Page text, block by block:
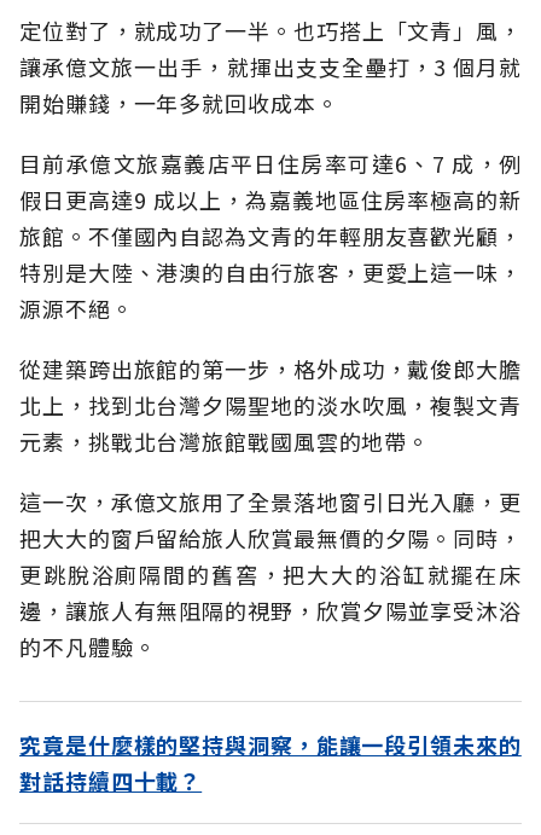
定位對了，就成功了一半。也巧搭上「文青」風，
讓承億文旅一出手，就揮出支支全壘打，3 個月就
開始賺錢，一年多就回收成本。
目前承億文旅嘉義店平日住房率可達6、7 成，例
假日更高達9 成以上，為嘉義地區住房率極高的新
旅館。不僅國內自認為文青的年輕朋友喜歡光顧，
特別是大陸、港澳的自由行旅客，更愛上這一味，
源源不絕。
從建築跨出旅館的第一步，格外成功，戴俊郎大膽
北上，找到北台灣夕陽聖地的淡水吹風，複製文青
元素，挑戰北台灣旅館戰國風雲的地帶。
這一次，承億文旅用了全景落地窗引日光入廳，更
把大大的窗戶留給旅人欣賞最無價的夕陽。同時，
更跳脫浴廁隔間的舊窖，把大大的浴缸就擺在床
邊，讓旅人有無阻隔的視野，欣賞夕陽並享受沐浴
的不凡體驗。
究竟是什麼樣的堅持與洞察，能讓一段引領未來的
對話持續四十載？